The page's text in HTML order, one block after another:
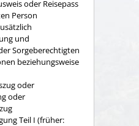
oder Reisepass
Person
und
Sorgeberechtigten
beziehungsweise
oder
oder
Teil I (früher: